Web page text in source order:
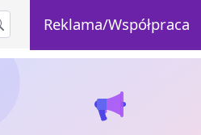
Reklama/Współpraca